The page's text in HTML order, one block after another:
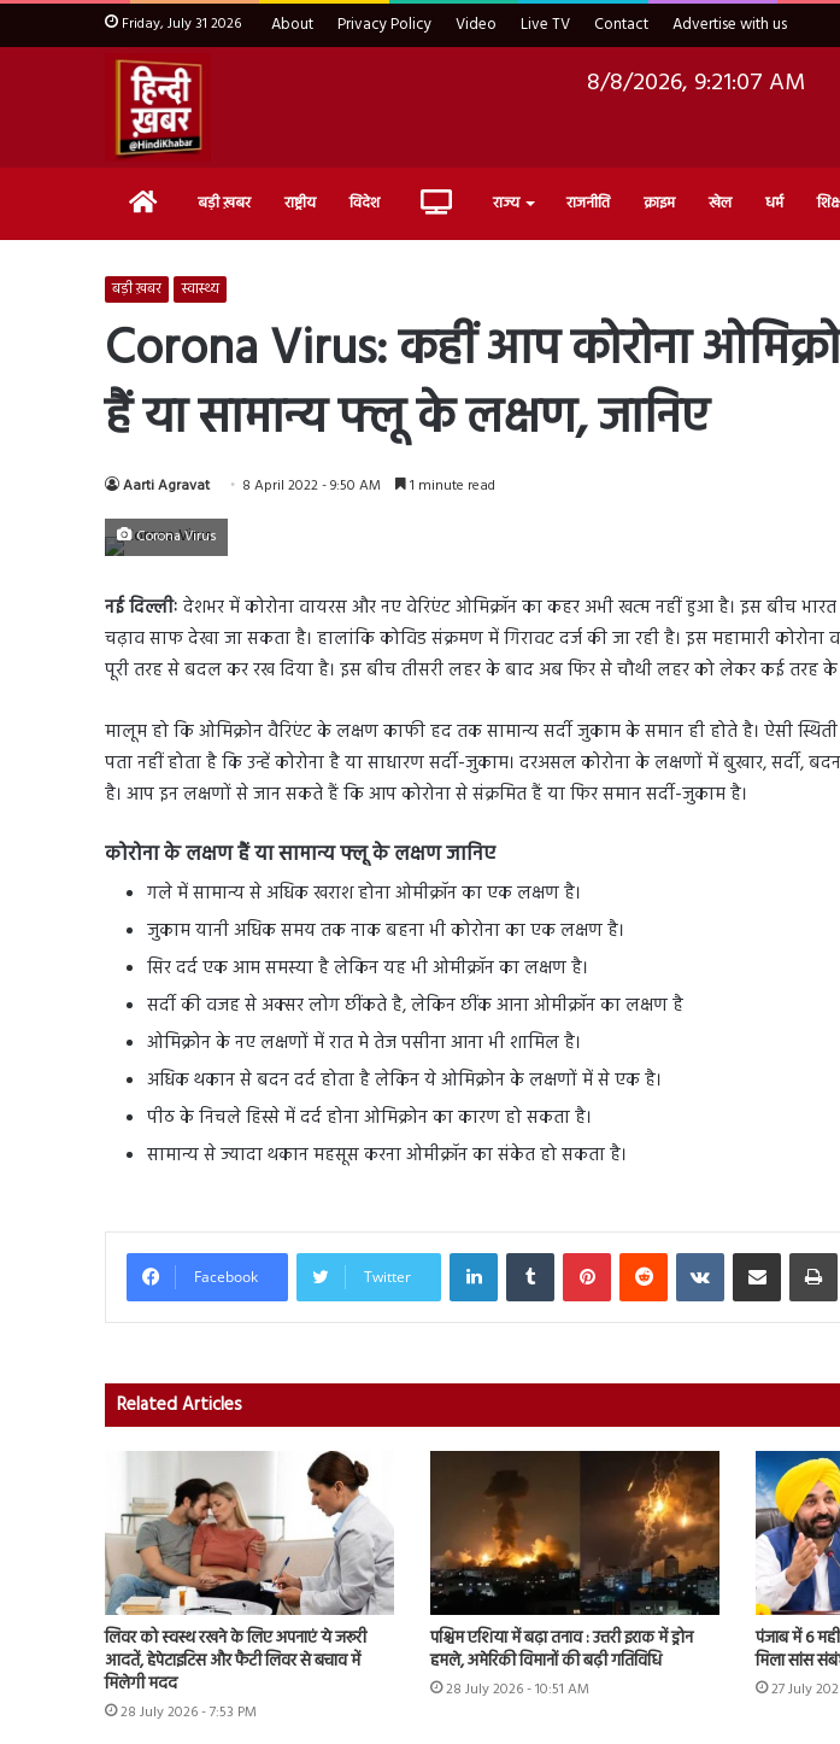
Friday, July 31 2026 About Privacy Policy Video Live TV Contact Advertise with us
8/8/2026, 9:21:09 AM
Home बड़ी ख़बर राष्ट्रीय विदेश Live राज्य राजनीति क्राइम खेल धर्म
बड़ी ख़बर स्वास्थ्य
Corona Virus: कहीं आप कोरोना
हैं या सामान्य फ्लू के लक्षण, जानिए
Aarti Agravat 8 April 2022 - 9:50 AM 1 minute read
Corona Virus
नई दिल्लीः देशभर में कोरोना वायरस और नए वेरिएंट ओमिक्रॉन का कहर अभी खत्म नहीं हुआ है। इस बीच
चढ़ाव साफ देखा जा सकता है। हालांकि कोविड संक्रमण में गिरावट दर्ज की जा रही है। इस महामारी
पूरी तरह से बदल कर रख दिया है। इस बीच तीसरी लहर के बाद अब फिर से चौथी लहर को लेकर कई तरह के
मालूम हो कि ओमिक्रोन वैरिएंट के लक्षण काफी हद तक सामान्य सर्दी जुकाम के समान ही होते है। ऐसी
पता नहीं होता है कि उन्हें कोरोना है या साधारण सर्दी-जुकाम। दरअसल कोरोना के लक्षणों में बुखार, सर्दी,
है। आप इन लक्षणों से जान सकते हैं कि आप कोरोना से संक्रमित हैं या फिर समान सर्दी-जुकाम है।
कोरोना के लक्षण हैं या सामान्य फ्लू के लक्षण जानिए
गले में सामान्य से अधिक खराश होना ओमीक्रॉन का एक लक्षण है।
जुकाम यानी अधिक समय तक नाक बहना भी कोरोना का एक लक्षण है।
सिर दर्द एक आम समस्या है लेकिन यह भी ओमीक्रॉन का लक्षण है।
सर्दी की वजह से अक्सर लोग छींकते है, लेकिन छींक आना ओमीक्रॉन का लक्षण है
ओमिक्रोन के नए लक्षणों में रात मे तेज पसीना आना भी शामिल है।
अधिक थकान से बदन दर्द होता है लेकिन ये ओमिक्रोन के लक्षणों में से एक है।
पीठ के निचले हिस्से में दर्द होना ओमिक्रोन का कारण हो सकता है।
सामान्य से ज्यादा थकान महसूस करना ओमीक्रॉन का संकेत हो सकता है।
Facebook Twitter
LinkedInTumblr PinterestReddit VKontakteShare via Email
Related Articles
लिवर को स्वस्थ रखने के लिए अपनाएं ये जरूरी
आदतें, हेपेटाइटिस और फैटी लिवर से बचाव में
मिलेगी मदद
28 July 2026 - 7:53 PM
पश्चिम एशिया में बढ़ा तनाव : उत्तरी इराक में ड्रोन
हमले, अमेरिकी विमानों की बढ़ी गतिविधि
28 July 2026 - 10:51 AM
पंजाब में 6
मिला सांस
27 July